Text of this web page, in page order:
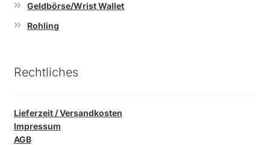
Geldbörse/Wrist Wallet
Rohling
Rechtliches
Lieferzeit / Versandkosten
Impressum
AGB